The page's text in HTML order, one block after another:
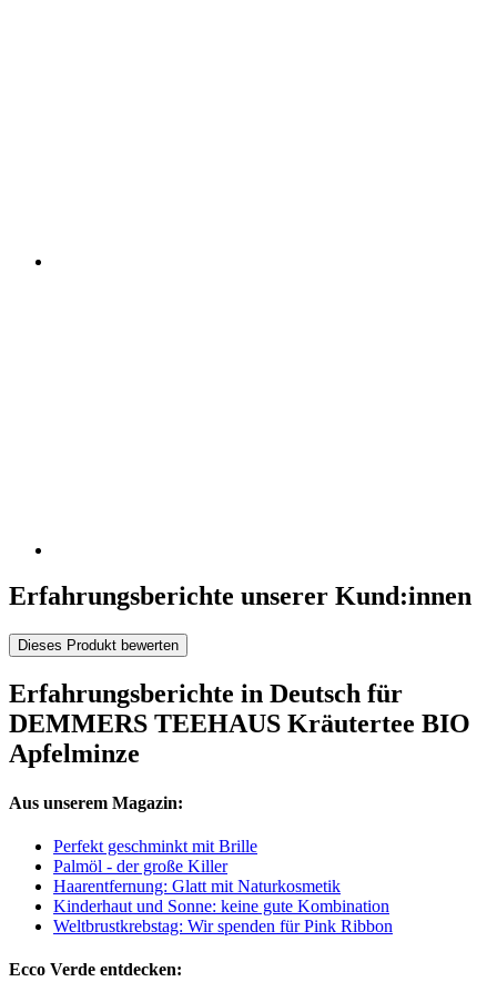
Erfahrungsberichte unserer Kund:innen
Dieses Produkt bewerten
Erfahrungsberichte in Deutsch für
DEMMERS TEEHAUS Kräutertee BIO
Apfelminze
Aus unserem Magazin:
Perfekt geschminkt mit Brille
Palmöl - der große Killer
Haarentfernung: Glatt mit Naturkosmetik
Kinderhaut und Sonne: keine gute Kombination
Weltbrustkrebstag: Wir spenden für Pink Ribbon
Ecco Verde entdecken: